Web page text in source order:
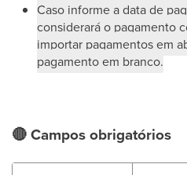
Caso informe a data de
considerará o pagamento
importar pagamentos em
pagamento em branco.
🔴Campos obrigatórios